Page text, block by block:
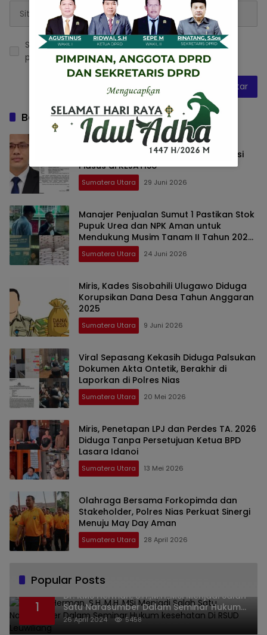
Simpan nama, email, dan situs web saya pada
peramban ini untuk komentar saya berikutnya.
Baca Juga
Fatiziduhu Zai Bantah Tudingan
Laporkan Kajari Gunungsitoli dan Kasi
Pidsus di KEJATISU
Sumatera Utara 29 Juni 2026
Manajer Penjualan Sumut 1 Pastikan Stok
Pupuk Urea dan NPK Aman untuk
Mendukung Musim Tanam II Tahun 2026
di Kepulauan Nias
Sumatera Utara 24 Juni 2026
Miris, Kades Sisobahili Ulugawo Diduga
Korupsikan Dana Desa Tahun Anggaran
2025
Sumatera Utara 9 Juni 2026
Viral Sepasang Kekasih Diduga Palsukan
Dokumen Akta Ontetik, Berakhir di
Laporkan di Polres Nias
Sumatera Utara 20 Mei 2026
Miris, Penetapan LPJ dan Perdes TA. 2026
Diduga Tanpa Persetujuan Ketua BPD
Lasara Idanoi
Sumatera Utara 13 Mei 2026
Olahraga Bersama Forkopimda dan
Stakeholder, Polres Nias Perkuat Sinergi
Menuju May Day Aman
Sumatera Utara 28 April 2026
Popular Posts
1
Dr. KMS Herman, S.H.,M.H.,MSi Menjadi Salah
Satu Narasumber Dalam Seminar Hukum
kesehatan Di RSUD Leuwiliang
26 April 2024 5458